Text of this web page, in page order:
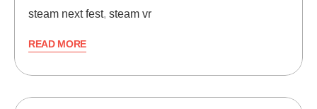
steam next fest, steam vr
READ MORE